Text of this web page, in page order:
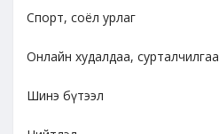
Спорт, соёл урлаг
Онлайн худалдаа, сурталчилгаа
Шинэ бүтээл